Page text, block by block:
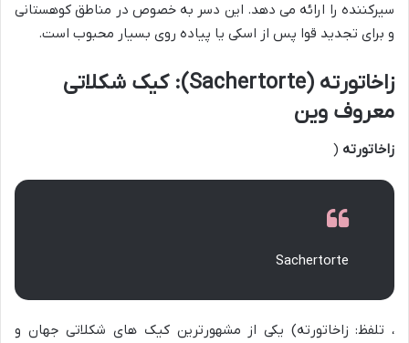
سیرکننده را ارائه می دهد. این دسر به خصوص در مناطق کوهستانی
و برای تجدید قوا پس از اسکی یا پیاده روی بسیار محبوب است.
زاخاتورته (Sachertorte): کیک شکلاتی
معروف وین
زاخاتورته (
Sachertorte
، تلفظ: زاخاتورته) یکی از مشهورترین کیک های شکلاتی جهان و